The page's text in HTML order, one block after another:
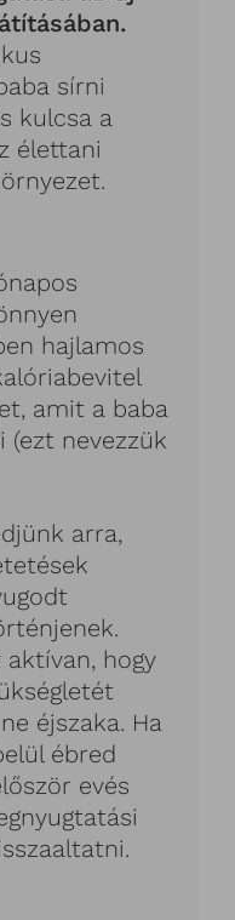
sírni
kulcsa a
élettani
hajlamos
amit a baba
(ezt nevezzük
arra,
hogy
éjszaka. Ha
ébred
evés